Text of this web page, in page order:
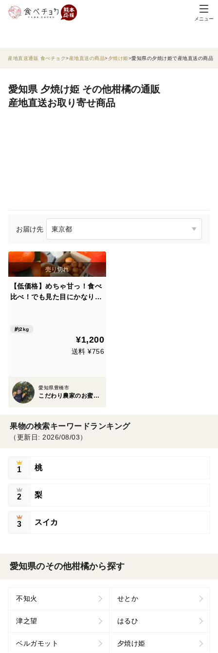
メニュー
産地直送通販 食べチョク 産地直送の商品 夕焼け姫 愛知県の夕焼け姫で産地直送の商品
愛知県 夕焼け姫 その他柑橘の通販
産地直送お取り寄せ商品
お届け先
【低価格】めちゃ甘っ！食べ
比べ！でも見た目にかなり難
ミックス！生産者と消費者を
マッチング！ダブル応援みか
ん 訳あり 約2kg入【商品
約2kg
¥1,200
送料 ¥756
愛知県豊橋市
こだわり農家のお蜜柑屋食べﾁｮｸ店
果物の検索キーワードランキング
（更新日: 2026/08/03）
1 桃
2 梨
3 スイカ
愛知県のその他柑橘から探す
不知火 せとか
津之望 はるひ
ベルガモット 夕焼け姫